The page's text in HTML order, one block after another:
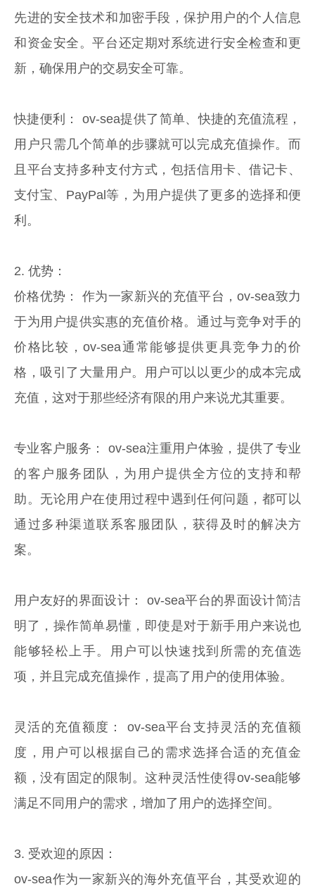
先进的安全技术和加密手段，保护用户的个人信息
和资金安全。平台还定期对系统进行安全检查和更
新，确保用户的交易安全可靠。
快捷便利： ov-sea提供了简单、快捷的充值流程，
用户只需几个简单的步骤就可以完成充值操作。而
且平台支持多种支付方式，包括信用卡、借记卡、
支付宝、PayPal等，为用户提供了更多的选择和便
利。
2. 优势：
价格优势： 作为一家新兴的充值平台，ov-sea致力
于为用户提供实惠的充值价格。通过与竞争对手的
价格比较，ov-sea通常能够提供更具竞争力的价
格，吸引了大量用户。用户可以以更少的成本完成
充值，这对于那些经济有限的用户来说尤其重要。
专业客户服务： ov-sea注重用户体验，提供了专业
的客户服务团队，为用户提供全方位的支持和帮
助。无论用户在使用过程中遇到任何问题，都可以
通过多种渠道联系客服团队，获得及时的解决方
案。
用户友好的界面设计： ov-sea平台的界面设计简洁
明了，操作简单易懂，即使是对于新手用户来说也
能够轻松上手。用户可以快速找到所需的充值选
项，并且完成充值操作，提高了用户的使用体验。
灵活的充值额度： ov-sea平台支持灵活的充值额
度，用户可以根据自己的需求选择合适的充值金
额，没有固定的限制。这种灵活性使得ov-sea能够
满足不同用户的需求，增加了用户的选择空间。
3. 受欢迎的原因：
ov-sea作为一家新兴的海外充值平台，其受欢迎的